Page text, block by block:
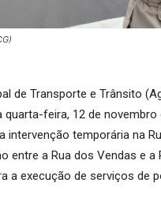
de Transporte e Trânsito
feira, 12 de novembro
intervenção temporária na
entre a Rua dos Vendas e a
a execução de serviços de